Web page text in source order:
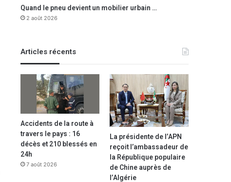
Quand le pneu devient un mobilier urbain …
2 août 2026
Articles récents
Accidents de la route à
travers le pays : 16
décès et 210 blessés en
24h
7 août 2026
La présidente de l’APN
reçoit l’ambassadeur de
la République populaire
de Chine auprès de
l’Algérie